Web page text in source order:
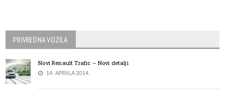
PRIVREDNA VOZILA
Novi Renault Trafic – Novi detalji
14. APRILA 2014.